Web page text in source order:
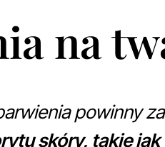
na
powinny
skóry, takie jak